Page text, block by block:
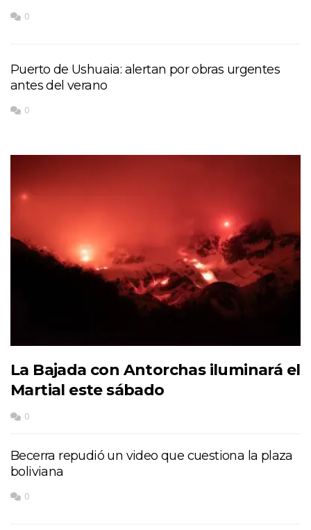
0
Puerto de Ushuaia: alertan por obras urgentes
antes del verano
0
La Bajada con Antorchas iluminará el
Martial este sábado
0
Becerra repudió un video que cuestiona la plaza
boliviana
0